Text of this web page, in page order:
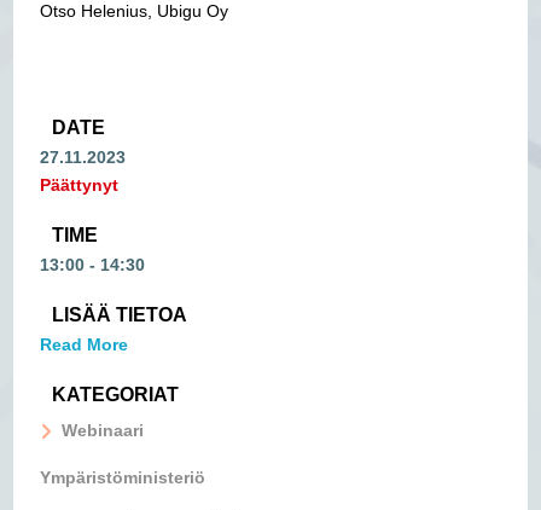
Otso Helenius, Ubigu Oy
DATE
27.11.2023
Päättynyt
TIME
13:00 - 14:30
LISÄÄ TIETOA
Read More
KATEGORIAT
Webinaari
Ympäristöministeriö